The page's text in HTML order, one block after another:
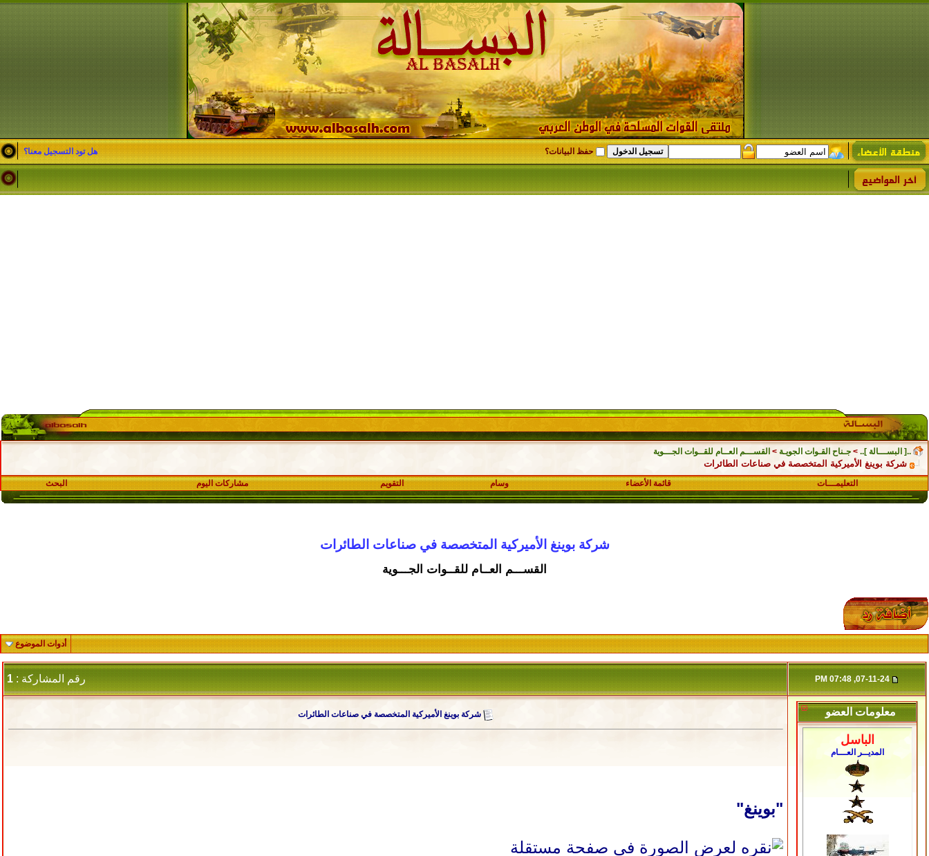
حفظ البيانات؟ هل تود التسجيل معنا؟
..[ البســـالة ].. > جـناح القـوات الجويـة > القســـم العــام للقــوات الجـــوية
شركة بوينغ الأميركية المتخصصة في صناعات الطائرات
التعليمـــات قائمة الأعضاء وسام التقويم مشاركات اليوم البحث
شركة بوينغ الأميركية المتخصصة في صناعات الطائرات
القســـم العــام للقــوات الجـــوية
أدوات الموضوع
رقم المشاركة : 1
معلومات العضو
الباسل
المديــر العـــام
شركة بوينغ الأميركية المتخصصة في صناعات الطائرات
"بوينغ"